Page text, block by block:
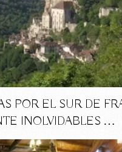
POR EL SUR DE
INOLVIDABLES …